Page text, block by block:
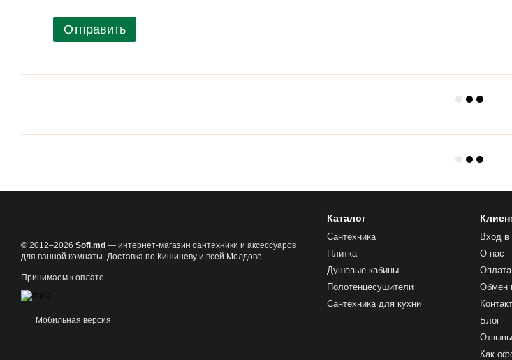
Отправить
© 2012–2026 Sofi.md — интернет-магазин сантехники и аксессуаров
для ванной комнаты. Доставка по Кишиневу и всей Молдове.
Принимаем к оплате
Мобильная версия
Каталог
Сантехника
Плитка
Душевые кабины
Полотенцесушители
Сантехника для кухни
Вход в
О нас
Обмен
Блог
Как